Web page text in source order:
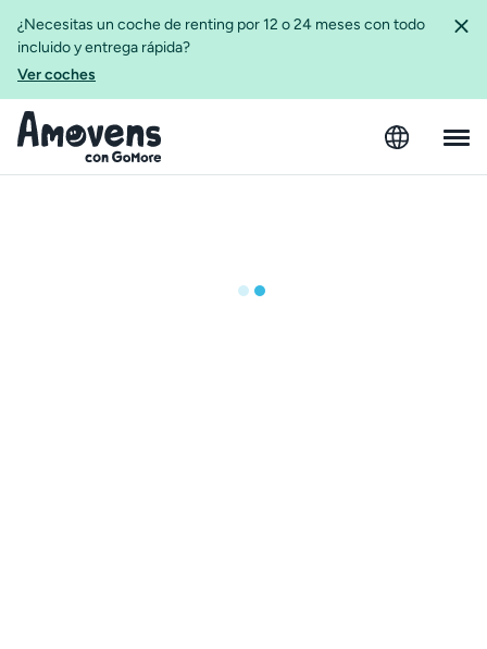
¿Necesitas un coche de renting por 12 o 24 meses con todo
incluido y entrega rápida?
Ver coches